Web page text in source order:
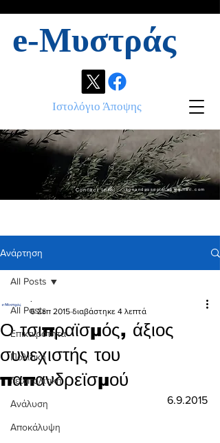
e-Μυστράς
Ιστολόγιο Άποψης
Contact info: ikonandassociates@gmail.com
Ανάρτηση
All Posts
Επικαιρότητα
Πολιτική
Γεωπολιτική
Ανάλυση
Αποκάλυψη
All Posts
Ο τσιπραϊσμός, άξιος
συνεχιστής του
παπανδρεϊσμού
.
6 Σεπ 2015 διαβάστηκε 4 λεπτά
6.9.2015